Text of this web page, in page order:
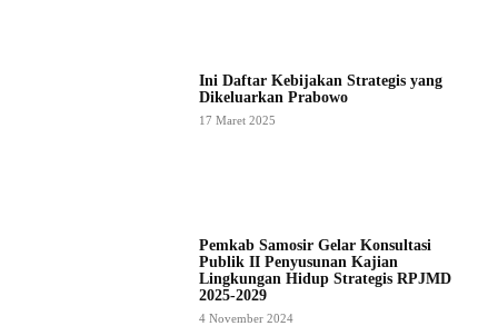
Ini Daftar Kebijakan Strategis yang
Dikeluarkan Prabowo
17 Maret 2025
Pemkab Samosir Gelar Konsultasi
Publik II Penyusunan Kajian
Lingkungan Hidup Strategis RPJMD
2025-2029
4 November 2024